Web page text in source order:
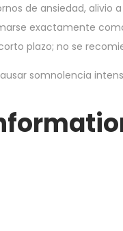
de ansiedad,
exactamente
plazo; no se
somnolencia